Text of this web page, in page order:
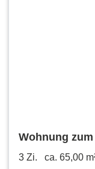
Wohnung
m²
3 Zi. ca. 65,00